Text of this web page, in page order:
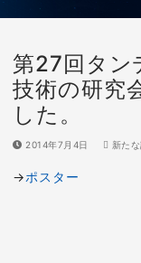
第27回タン
技術の研究
した。
2014年7月4日 新た
→ポスター